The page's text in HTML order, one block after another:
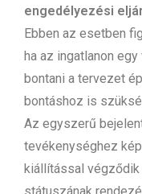
engedélyezési
Ebben az esetben
ha az ingatlanon
bontani a tervezet
bontáshoz is
Az egyszerű
tevékenységhez
kiállítással végződik